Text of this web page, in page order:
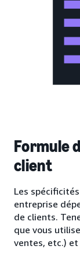
Formule
client
Les
entreprise
de clients.
que vous
ventes, etc.)